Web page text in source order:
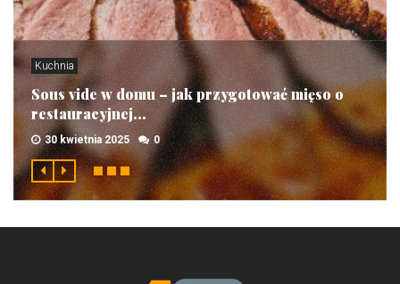
Kuchnia
Sous vide w domu – jak przygotować mięso o
restauracyjnej...
30 kwietnia 2025 0